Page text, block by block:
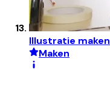
Illustratie maken
Maken